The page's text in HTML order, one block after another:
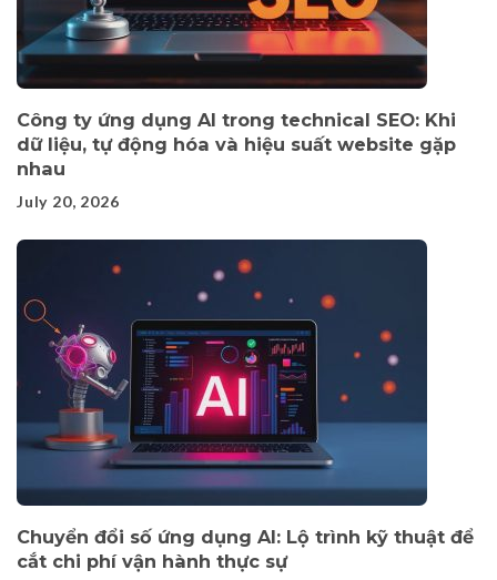
Công ty ứng dụng AI trong technical SEO: Khi
dữ liệu, tự động hóa và hiệu suất website gặp
nhau
July 20, 2026
Chuyển đổi số ứng dụng AI: Lộ trình kỹ thuật để
cắt chi phí vận hành thực sự